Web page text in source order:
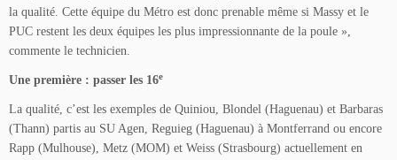
la qualité. Cette équipe du Métro est donc prenable même si Massy et le
PUC restent les deux équipes les plus impressionnante de la poule »,
commente le technicien.
Une première : passer les 16e
La qualité, c’est les exemples de Quiniou, Blondel (Haguenau) et Barbaras
(Thann) partis au SU Agen, Reguieg (Haguenau) à Montferrand ou encore
Rapp (Mulhouse), Metz (MOM) et Weiss (Strasbourg) actuellement en